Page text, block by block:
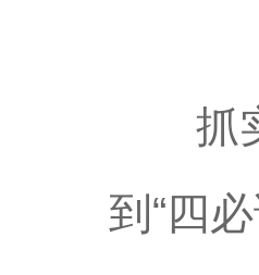
抓实
到“四